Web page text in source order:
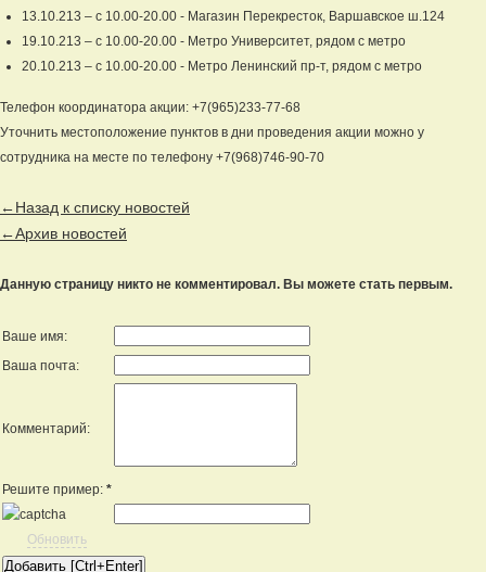
13.10.213 – с 10.00-20.00 - Магазин Перекресток, Варшавское ш.124
19.10.213 – с 10.00-20.00 - Метро Университет, рядом с метро
20.10.213 – с 10.00-20.00 - Метро Ленинский пр-т, рядом с метро
Телефон координатора акции: +7(965)233-77-68
Уточнить местоположение пунктов в дни проведения акции можно у
сотрудника на месте по телефону +7(968)746-90-70
←Назад к списку новостей
←Архив новостей
Данную страницу никто не комментировал. Вы можете стать первым.
Ваше имя:
Ваша почта:
Комментарий:
Решите пример: *
Обновить